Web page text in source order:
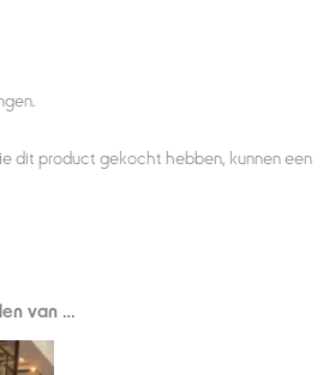
dit product gekocht hebben, kunnen een
van …